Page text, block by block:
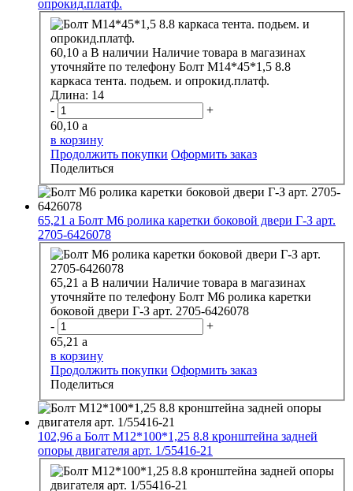
опрокид.платф.
60,10 a В наличии Наличие товара в магазинах
уточняйте по телефону Болт М14*45*1,5 8.8
каркаса тента. подьем. и опрокид.платф.
Длина: 14
-
+
60,10 a
в корзину
Продолжить покупки Оформить заказ
Поделиться
65,21 a Болт М6 ролика каретки боковой двери Г-З арт.
2705-6426078
65,21 a В наличии Наличие товара в магазинах
уточняйте по телефону Болт М6 ролика каретки
боковой двери Г-З арт. 2705-6426078
-
+
65,21 a
в корзину
Продолжить покупки Оформить заказ
Поделиться
102,96 a Болт М12*100*1,25 8.8 кронштейна задней
опоры двигателя арт. 1/55416-21